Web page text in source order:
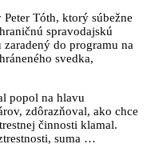
Tóth, ktorý súbežne
spravodajskú
do programu na
svedka,
popol na hlavu
zdôrazňoval, ako chce
činnosti klamal.
suma …